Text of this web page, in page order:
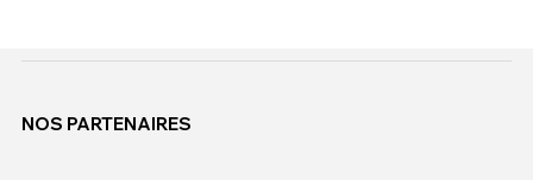
NOS PARTENAIRES